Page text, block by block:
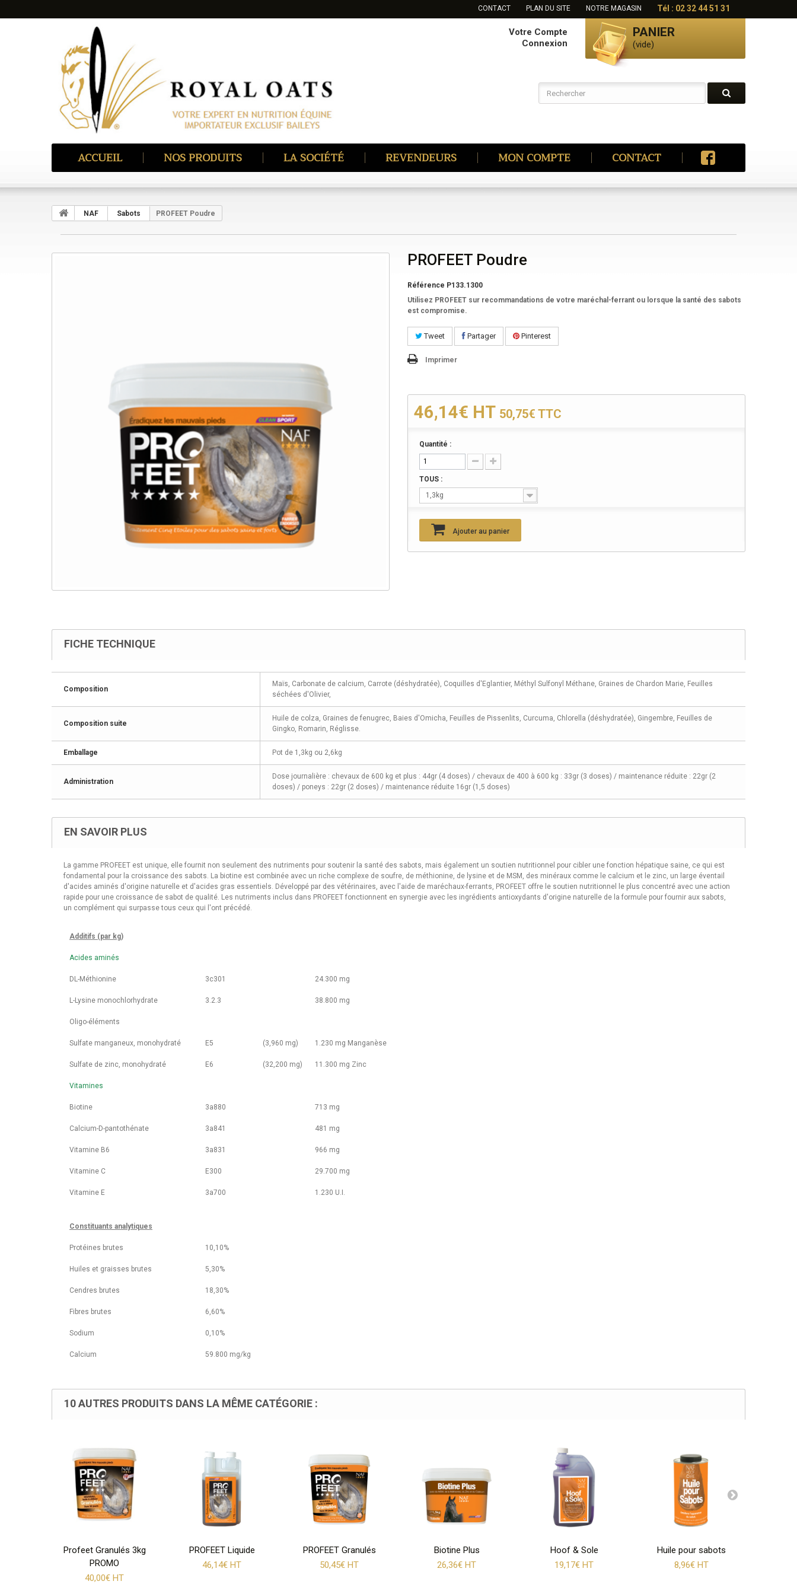
CONTACT PLAN DU SITE NOTRE MAGASIN Tél : 02 32 44 51 31
PANIER
(vide)
Votre Compte
Connexion
ACCUEIL NOS PRODUITS LA SOCIÉTÉ REVENDEURS MON COMPTE CONTACT
NAF Sabots PROFEET Poudre
PROFEET Poudre
Référence P133.1300
Utilisez PROFEET sur recommandations de votre maréchal-ferrant ou lorsque la santé des sabots
est compromise.
Tweet Partager Pinterest
Imprimer
46,14€ HT 50,75€ TTC
Quantité :
TOUS :
1,3kg
Ajouter au panier
FICHE TECHNIQUE
Composition
Maïs, Carbonate de calcium, Carrote (déshydratée), Coquilles d'Eglantier, Méthyl Sulfonyl Méthane, Graines de Chardon Marie, Feuilles
séchées d'Olivier,
Composition suite
Huile de colza, Graines de fenugrec, Baies d'Omicha, Feuilles de Pissenlits, Curcuma, Chlorella (déshydratée), Gingembre, Feuilles de
Gingko, Romarin, Réglisse.
Emballage Pot de 1,3kg ou 2,6kg
Administration
Dose journalière : chevaux de 600 kg et plus : 44gr (4 doses) / chevaux de 400 à 600 kg : 33gr (3 doses) / maintenance réduite : 22gr (2
doses) / poneys : 22gr (2 doses) / maintenance réduite 16gr (1,5 doses)
EN SAVOIR PLUS
La gamme PROFEET est unique, elle fournit non seulement des nutriments pour soutenir la santé des sabots, mais également un soutien nutritionnel pour cibler une fonction hépatique saine, ce qui est
fondamental pour la croissance des sabots. La biotine est combinée avec un riche complexe de soufre, de méthionine, de lysine et de MSM, des minéraux comme le calcium et le zinc, un large éventail
d'acides aminés d'origine naturelle et d'acides gras essentiels. Développé par des vétérinaires, avec l'aide de maréchaux-ferrants, PROFEET offre le soutien nutritionnel le plus concentré avec une action
rapide pour une croissance de sabot de qualité. Les nutriments inclus dans PROFEET fonctionnent en synergie avec les ingrédients antioxydants d'origine naturelle de la formule pour fournir aux sabots,
un complément qui surpasse tous ceux qui l'ont précédé.
Additifs (par kg)
Acides aminés
DL-Méthionine 3c301 24.300 mg
L-Lysine monochlorhydrate 3.2.3 38.800 mg
Oligo-éléments
Sulfate manganeux, monohydraté E5 (3,960 mg) 1.230 mg Manganèse
Sulfate de zinc, monohydraté E6 (32,200 mg) 11.300 mg Zinc
Vitamines
Biotine 3a880 713 mg
Calcium-D-pantothénate 3a841 481 mg
Vitamine B6 3a831 966 mg
Vitamine C E300 29.700 mg
Vitamine E 3a700 1.230 U.I.
Constituants analytiques
Protéines brutes 10,10%
Huiles et graisses brutes 5,30%
Cendres brutes 18,30%
Fibres brutes 6,60%
Sodium 0,10%
Calcium 59.800 mg/kg
10 AUTRES PRODUITS DANS LA MÊME CATÉGORIE :
Profeet Granulés 3kg
PROMO
40,00€ HT
PROFEET Liquide
46,14€ HT
PROFEET Granulés
50,45€ HT
Biotine Plus
26,36€ HT
Hoof & Sole
19,17€ HT
Huile pour sabots
8,96€ HT